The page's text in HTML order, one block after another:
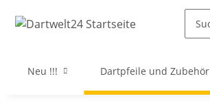
Neu !!! Dartpfeile und Zubehör